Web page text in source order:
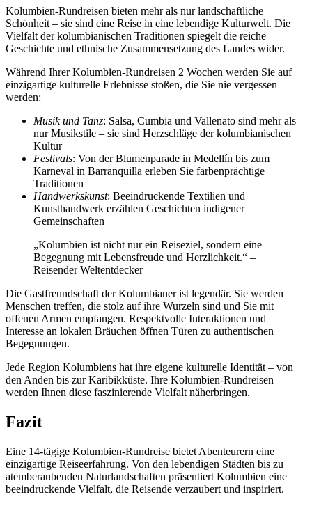
Kolumbien-Rundreisen bieten mehr als nur landschaftliche
Schönheit – sie sind eine Reise in eine lebendige Kulturwelt. Die
Vielfalt der kolumbianischen Traditionen spiegelt die reiche
Geschichte und ethnische Zusammensetzung des Landes wider.
Während Ihrer Kolumbien-Rundreisen 2 Wochen werden Sie auf
einzigartige kulturelle Erlebnisse stoßen, die Sie nie vergessen
werden:
Musik und Tanz: Salsa, Cumbia und Vallenato sind mehr als
nur Musikstile – sie sind Herzschläge der kolumbianischen
Kultur
Festivals: Von der Blumenparade in Medellín bis zum
Karneval in Barranquilla erleben Sie farbenprächtige
Traditionen
Handwerkskunst: Beeindruckende Textilien und
Kunsthandwerk erzählen Geschichten indigener
Gemeinschaften
„Kolumbien ist nicht nur ein Reiseziel, sondern eine
Begegnung mit Lebensfreude und Herzlichkeit.“ –
Reisender Weltentdecker
Die Gastfreundschaft der Kolumbianer ist legendär. Sie werden
Menschen treffen, die stolz auf ihre Wurzeln sind und Sie mit
offenen Armen empfangen. Respektvolle Interaktionen und
Interesse an lokalen Bräuchen öffnen Türen zu authentischen
Begegnungen.
Jede Region Kolumbiens hat ihre eigene kulturelle Identität – von
den Anden bis zur Karibikküste. Ihre Kolumbien-Rundreisen
werden Ihnen diese faszinierende Vielfalt näherbringen.
Fazit
Eine 14-tägige Kolumbien-Rundreise bietet Abenteurern eine
einzigartige Reiseerfahrung. Von den lebendigen Städten bis zu
atemberaubenden Naturlandschaften präsentiert Kolumbien eine
beeindruckende Vielfalt, die Reisende verzaubert und inspiriert.